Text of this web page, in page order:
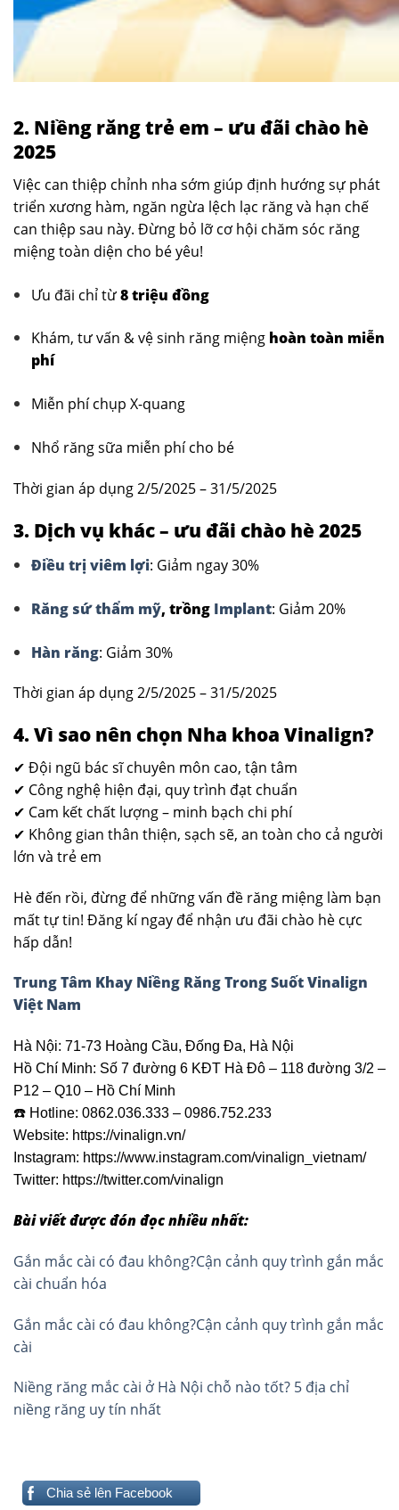
2. Niềng răng trẻ em – ưu đãi chào hè
2025
Việc can thiệp chỉnh nha sớm giúp định hướng sự phát
triển xương hàm, ngăn ngừa lệch lạc răng và hạn chế
can thiệp sau này. Đừng bỏ lỡ cơ hội chăm sóc răng
miệng toàn diện cho bé yêu!
Ưu đãi chỉ từ8 triệu đồng
Khám, tư vấn & vệ sinh răng miệng hoàn toàn miễn
phí
Miễn phí chụp X-quang
Nhổ răng sữa miễn phí cho bé
Thời gian áp dụng 2/5/2025 – 31/5/2025
3. Dịch vụ khác – ưu đãi chào hè 2025
Điều trị viêm lợi: Giảm ngay 30%
Răng sứ thẩm mỹ, trồng Implant: Giảm 20%
Hàn răng: Giảm 30%
Thời gian áp dụng 2/5/2025 – 31/5/2025
4. Vì sao nên chọn Nha khoa Vinalign?
✔ Đội ngũ bác sĩ chuyên môn cao, tận tâm
✔ Công nghệ hiện đại, quy trình đạt chuẩn
✔ Cam kết chất lượng – minh bạch chi phí
✔ Không gian thân thiện, sạch sẽ, an toàn cho cả người
lớn và trẻ em
Hè đến rồi, đừng để những vấn đề răng miệng làm bạn
mất tự tin! Đăng kí ngay để nhận ưu đãi chào hè cực
hấp dẫn!
Trung Tâm Khay Niềng Răng Trong Suốt Vinalign
Việt Nam
Hà Nội: 71-73 Hoàng Cầu, Đống Đa, Hà Nội
Hồ Chí Minh: Số 7 đường 6 KĐT Hà Đô – 118 đường 3/2 –
P12 – Q10 – Hồ Chí Minh
☎️ Hotline: 0862.036.333 – 0986.752.233
Website: https://vinalign.vn/
Instagram: https://www.instagram.com/vinalign_vietnam/
Twitter: https://twitter.com/vinalign
Bài viết được đón đọc nhiều nhất:
Gắn mắc cài có đau không?Cận cảnh quy trình gắn mắc
cài chuẩn hóa
Gắn mắc cài có đau không?Cận cảnh quy trình gắn mắc
cài
Niềng răng mắc cài ở Hà Nội chỗ nào tốt? 5 địa chỉ
niềng răng uy tín nhất
Chia sẻ lên Facebook